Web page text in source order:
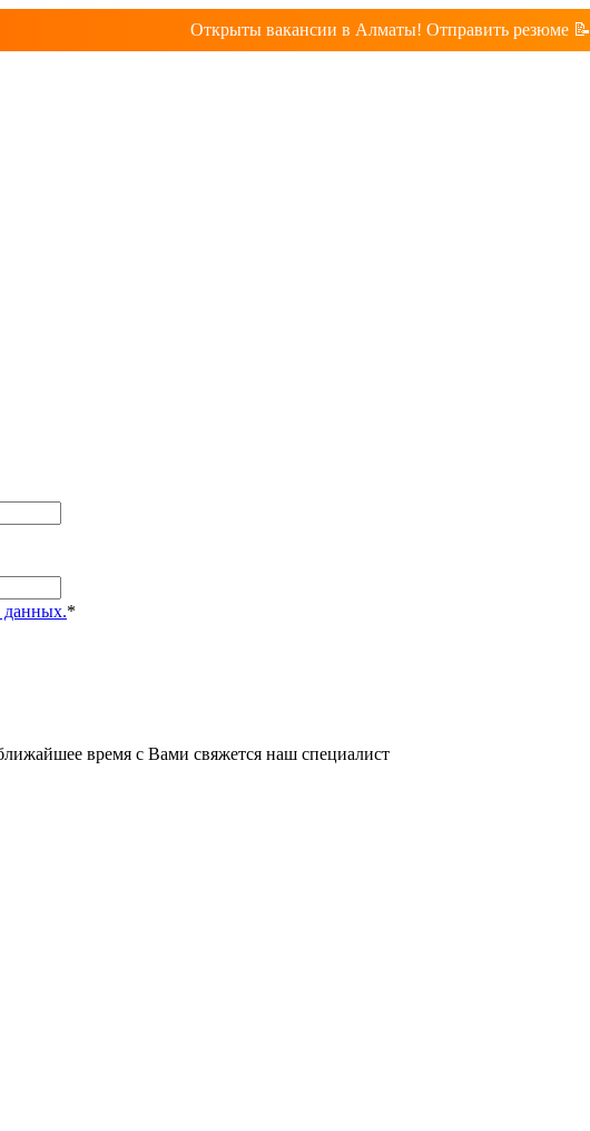
Открыты вакансии в Алматы! Отправить резюме 📝
данных.*
время с Вами свяжется наш специалист